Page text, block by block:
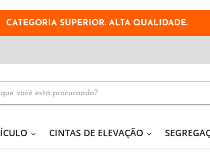
CATEGORIA SUPERIOR. ALTA QUALIDADE.
CINTAS DE ELEVAÇÃO